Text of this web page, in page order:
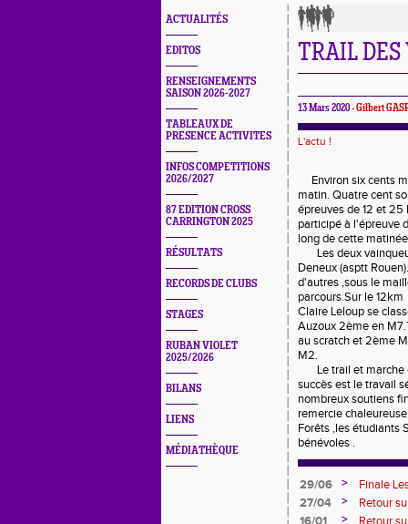
ACTUALITÉS
EDITOS
RENSEIGNEMENTS
SAISON 2026-2027
TABLEAUX DE
PRESENCE ACTIVITES
INFOS COMPETITIONS
2026/2027
87 EDITION CROSS
CARRINGTON 2025
RÉSULTATS
RECORDS DE CLUBS
STAGES
RUBAN VIOLET
2025/2026
BILANS
LIENS
MÉDIATHÈQUE
TRAIL DES
13 Mars 2020 -Gilbert
L'actu !
Environ six cents
matin. Quatre cent
épreuves de 12 et
participé à l'épreuve
long de cette
Les deux
Deneux (asptt
d'autres ,sous le
parcours.Sur le
Claire Leloup se
Auzoux 2ème en
au scratch et 2ème
M2.
Le trail et marche
succès est le travail
nombreux soutiens
remercie
Forêts ,les étudiants
bénévoles .
29/06 >
Finale
27/04
>
Retour
>